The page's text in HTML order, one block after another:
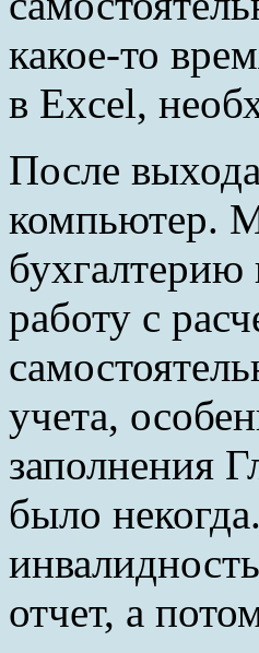
какое-то
в Excel,
После
компьютер.
бухгалтерию
работу с
учета,
заполнения
было
отчет, а